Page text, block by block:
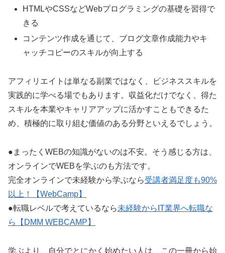
HTMLやCSSなどWebプログラミングの基礎を習得で
きる
コンテンツ作成を通じて、ブログ文章作成能力やキ
ャッチコピーのスキルが向上する
アフィリエイトは単なる副業ではなく、ビジネススキルを
実践的に学べる場でもあります。収益化だけでなく、得た
スキルを本業やキャリアアップに活かすこともできるた
め、積極的に取り組む価値のある分野といえるでしょう。
●まったくWEBの知識がないのは不安。そう感じる方は、
オンラインでWEBを学ぶのも方法です。
完全オンラインで未経験から学ぶなら受講者満足度も90%
以上！【WebCamp】
●転職レベルで考えているなら未経験からIT業界へ転職な
ら【DMM WEBCAMP】
学ぶより、自分でとにかく始めたい人は、この一冊から始